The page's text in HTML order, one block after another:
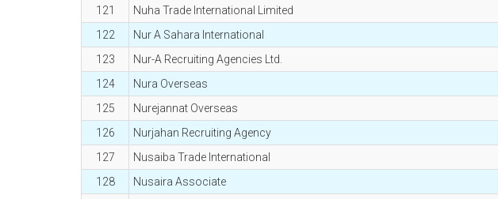
121
Nuha Trade International Limited
122
Nur A Sahara International
123
Nur-A Recruiting Agencies Ltd.
124
Nura Overseas
125
Nurejannat Overseas
126
Nurjahan Recruiting Agency
127
Nusaiba Trade International
128
Nusaira Associate